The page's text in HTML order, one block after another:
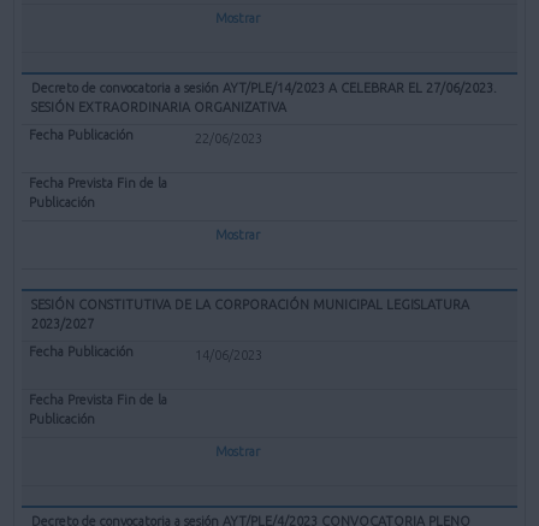
Mostrar
Decreto de convocatoria a sesión AYT/PLE/14/2023 A CELEBRAR EL 27/06/2023.
SESIÓN EXTRAORDINARIA ORGANIZATIVA
22/06/2023
Mostrar
SESIÓN CONSTITUTIVA DE LA CORPORACIÓN MUNICIPAL LEGISLATURA
2023/2027
14/06/2023
Mostrar
Decreto de convocatoria a sesión AYT/PLE/4/2023 CONVOCATORIA PLENO